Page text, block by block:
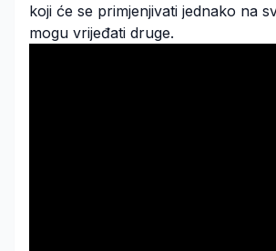
koji će se primjenjivati jednako na
mogu vrijeđati druge.